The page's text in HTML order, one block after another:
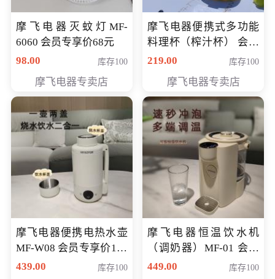
摩飞电器灭蚊灯MF-
6060 会员专享价68元
98.00
库存100
摩飞电器专卖店
摩飞电器便携式多功能
料理杯（榨汁杯） 会员
专享价118元
219.00 库存100
摩飞电器专卖店
摩飞电器便携电热水壶
MF-W08 会员专享价198
元
439.00 库存100
摩飞电器恒温饮水机
（调奶器）MF-01 会员
专享价366元
449.00 库存100